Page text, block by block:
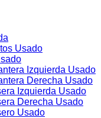
Usado
Izquierda Usado
Derecha Usado
Izquierda Usado
Derecha Usado
Usado